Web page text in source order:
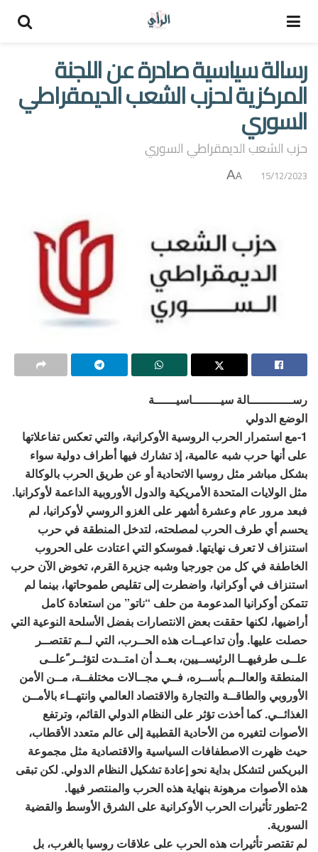
رسالة سياسية صادرة عن اللجنة
المركزية لحزب الشعب الديمقراطي
السوري
حزب الشعب الديمقراطي السوري
15/12/2023
A
A
رســــــــــــالة سيــــــــاسيــــــة
الوضع الدولي
1-مع استمرار الحرب الروسية الأوكرانية، والتي تعكس تفاعلاتها
على أنها حرب شبه عالمية، إذ تشارك فيها أطراف دولية سواء
بشكل مباشر مثل روسيا الاتحادية أو عن طريق الحرب بالوكالة
مثل الولايات المتحدة الأمريكية والدول الأوروبية الداعمة لأوكرانيا.
فبعد مرور عام وعشرة أشهر على الغزو الروسي لأوكرانيا، لم
يحسم أي طرف الحرب لمصلحته، لتدخل المنطقة في حرب
استنزاف لا تعرف نهايتها. فموسكو التي اعتادت على الحروب
الخاطفة في كل من جورجيا وشبه جزيرة القرم، تخوض الآن حرب
استنزاف في أوكرانيا، واضطرت إلى تقليص طموحاتها، بينما لم
تتمكن أوكرانيا المدعومة من حلف “ناتو” من استعادة كامل
أراضيها، لكنها حققت بعض الانتصارات بفضل الأسلحة النوعية التي
حصلت عليها. وأن تداعيــات هذه الحــرب، التي لــم تقتصــر
علــى طرفيهــا الرئيســيين، بعــد أن امتــدت لتؤثــر ًعلــى
المنطقة والعالــم بأســره، فــي مجــالات مختلفــة، مــن الأمن
الأوروبي والطاقــة والتجارة والاقتصاد العالمي وانتهــاء بالأمــن
الغذائــي. كما أخذت تؤثر على النظام الدولي القائم، وترتفع
الأصوات لتغيره من الأحادية القطبية إلى عالم متعدد الأقطاب،
حيث ظهرت الاصطفافات السياسية والاقتصادية مثل مجموعة
البريكس لتشكل بداية نحو إعادة تشكيل النظام الدولي. لكن تبقى
هذه الأصوات مرهونة بنهاية هذه الحرب والمنتصر فيها.
2-تطور تأثيرات الحرب الأوكرانية على الشرق الأوسط والقضية
السورية.
لم تقتصر تأثيرات هذه الحرب على علاقات روسيا بالغرب، بل